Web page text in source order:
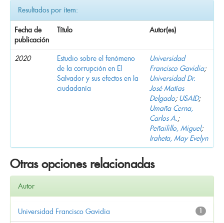
Resultados por ítem:
Fecha de
publicación
Título Autor(es)
2020
Estudio sobre el fenómeno
de la corrupción en El
Salvador y sus efectos en la
ciudadanía
Universidad
Francisco Gavidia;
Universidad Dr.
José Matías
Delgado; USAID;
Umaña Cerna,
Carlos A.;
Peñailillo, Miguel;
Iraheta, May Evelyn
Otras opciones relacionadas
Autor
1
Universidad Francisco Gavidia